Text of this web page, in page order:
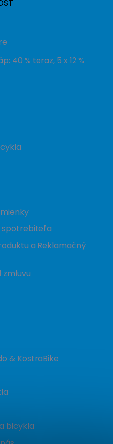
40 % teraz, 5 x 12 %
spotrebiteľa
a Reklamačný
zmluvu
& KostraBike
bicykla